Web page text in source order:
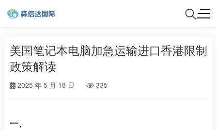
美国笔记本电脑加急运输进口香港限制
政策解读
2025 年 5 月 18 日 335
一、